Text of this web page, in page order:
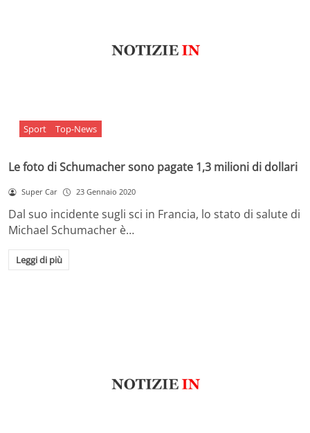
Sport Top-News
Le foto di Schumacher sono pagate 1,3 milioni di dollari
Super Car 23 Gennaio 2020
Dal suo incidente sugli sci in Francia, lo stato di salute di
Michael Schumacher è…
Leggi di più